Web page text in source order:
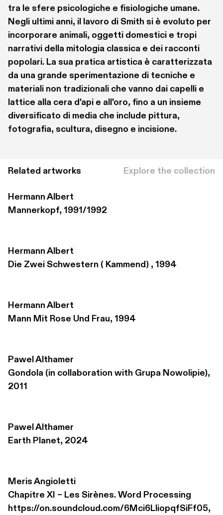
tra le sfere psicologiche e fisiologiche umane.
Negli ultimi anni, il lavoro di Smith si è evoluto per
incorporare animali, oggetti domestici e tropi
narrativi della mitologia classica e dei racconti
popolari. La sua pratica artistica è caratterizzata
da una grande sperimentazione di tecniche e
materiali non tradizionali che vanno dai capelli e
lattice alla cera d'api e all'oro, fino a un insieme
diversificato di media che include pittura,
fotografia, scultura, disegno e incisione.
Related artworks Explore the collection
Hermann Albert
Mannerkopf, 1991/1992
Hermann Albert
Die Zwei Schwestern ( Kammend) , 1994
Hermann Albert
Mann Mit Rose Und Frau, 1994
Pawel Althamer
Gondola (in collaboration with Grupa Nowolipie),
2011
Pawel Althamer
Earth Planet, 2024
Meris Angioletti
Chapitre XI – Les Sirènes. Word Processing
https://on.soundcloud.com/6Mci6LliopqfSiFf05,